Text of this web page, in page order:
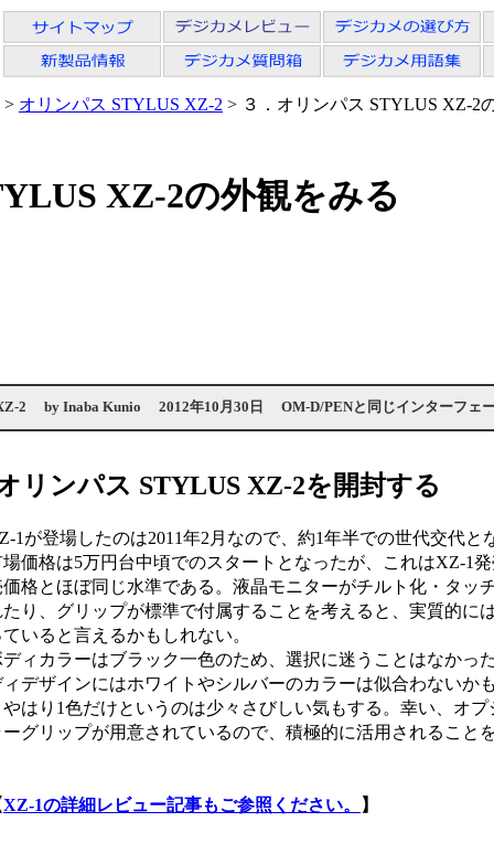
> オリンパス STYLUS XZ-2 > ３．オリンパス STYLUS XZ-2
XZ-2の外観をみる
2 by Inaba Kunio 2012年10月30日 OM-D/PENと同じインターフェ
ンパス STYLUS XZ-2を開封する
が登場したのは2011年2月なので、約1年半での世代交代と
価格は5万円台中頃でのスタートとなったが、これはXZ-1
格とほぼ同じ水準である。液晶モニターがチルト化・タッ
り、グリップが標準で付属することを考えると、実質的に
いると言えるかもしれない。
ィカラーはブラック一色のため、選択に迷うことはなかっ
デザインにはホワイトやシルバーのカラーは似合わないか
はり1色だけというのは少々さびしい気もする。幸い、オプ
グリップが用意されているので、積極的に活用されること
XZ-1の詳細レビュー記事もご参照ください。 】